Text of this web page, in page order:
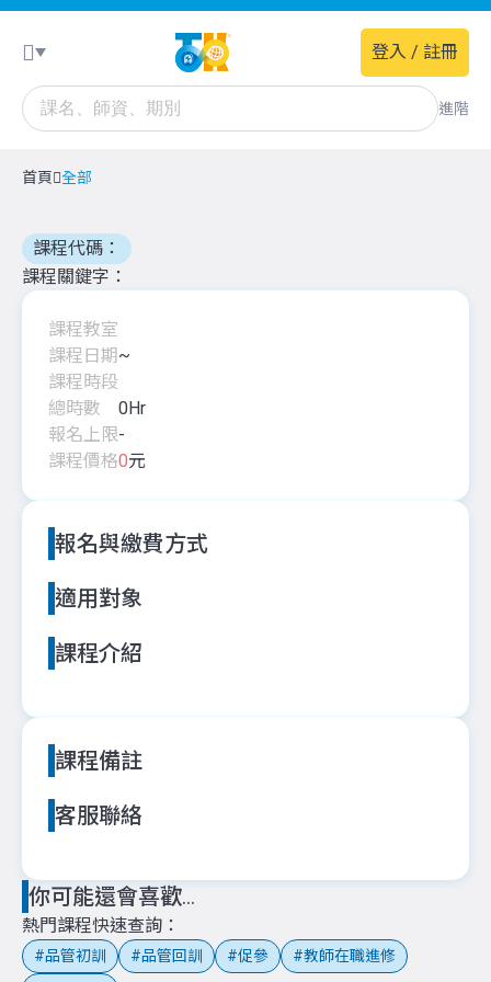
進階
登入 / 註冊
首頁 全部
課程代碼：
課程關鍵字
課程教室
課程日期 ~
課程時段
總時數
0Hr
報名上限-
課程價格0元
報名與繳費方式
適用對象
課程介紹
課程備註
客服聯絡
你可能還會喜歡...
熱門課程快速查詢
品管初訓 品管回訓 促參
教師在職進修